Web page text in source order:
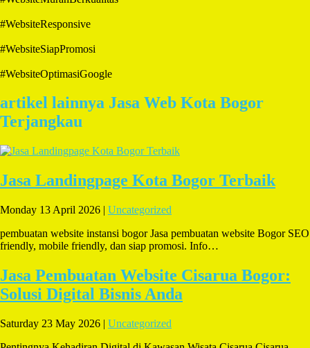
#WebsiteResponsive
#WebsiteSiapPromosi
#WebsiteOptimasiGoogle
artikel lainnya Jasa Web Kota Bogor
Terjangkau
Jasa Landingpage Kota Bogor Terbaik
Monday 13 April 2026 | Uncategorized
pembuatan website instansi bogor Jasa pembuatan website Bogor SEO
friendly, mobile friendly, dan siap promosi. Info…
Jasa Pembuatan Website Cisarua Bogor:
Solusi Digital Bisnis Anda
Saturday 23 May 2026 | Uncategorized